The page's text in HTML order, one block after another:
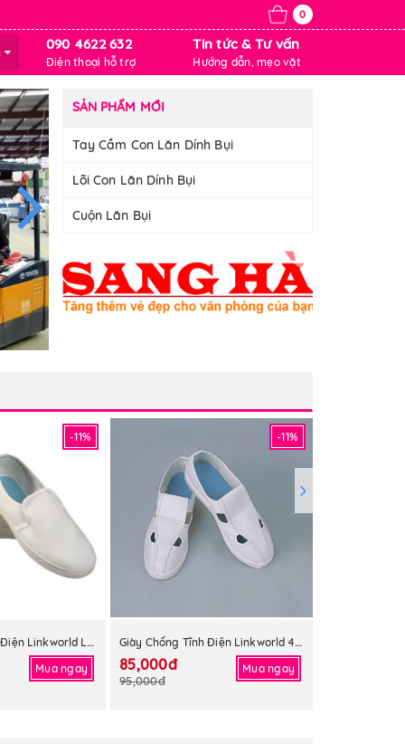
0
090 4622 632
Điện thoại hỗ trợ
Tin tức & Tư vấn
Hướng dẫn, mẹo vặt
SẢN PHẨM MỚI
Tay Cầm Con Lăn Dính Bụi
Lõi Con Lăn Dính Bụi
Cuộn Lăn Bụi
-11%
Giày Chống Tĩnh Điện Linkworld Liền Mặt
Mua ngay
-11%
Giày Chống Tĩnh Điện Linkworld 4 Lỗ
85,000đ
95,000đ
Mua ngay